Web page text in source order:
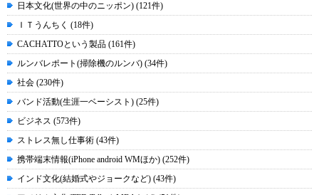
日本文化(世界の中のニッポン) (121件)
ＩＴうんちく (18件)
CACHATTOという製品 (161件)
ルンバレポート(掃除機のルンバ) (34件)
社会 (230件)
バンド活動(生涯一ベーシスト) (25件)
ビジネス (573件)
ストレス無し仕事術 (43件)
携帯端末情報(iPhone android WMほか) (252件)
インド文化(結婚式やジョークなど) (43件)